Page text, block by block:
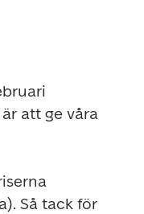
att ge våra
Så tack för